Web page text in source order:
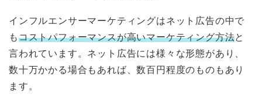
インフルエンサーマーケティングはネット広告の中で
もコストパフォーマンスが高いマーケティング方法と
言われています。ネット広告には様々な形態があり、
数十万かかる場合もあれば、数百円程度のものもあり
ます。